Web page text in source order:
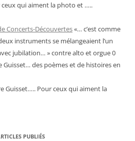
ceux qui aiment la photo et …..
Concerts-Découvertes«… c’est comme
instruments se mélangeaient l’un
jubilation… » contre alto et orgue 0
Guisset… des poèmes et de histoires en
Guisset….. Pour ceux qui aiment la
PUBLIÉS